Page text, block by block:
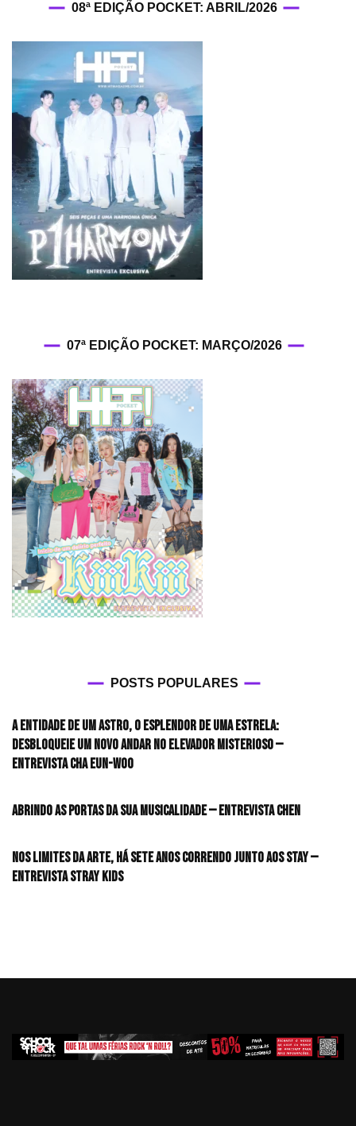
08ª EDIÇÃO POCKET: ABRIL/2026
07ª EDIÇÃO POCKET: MARÇO/2026
POSTS POPULARES
A entidade de um astro, o esplendor de uma estrela:
desbloqueie um novo andar no elevador misterioso —
Entrevista CHA EUN-WOO
Abrindo as portas da sua musicalidade — Entrevista CHEN
Nos limites da arte, há sete anos correndo junto aos STAY —
Entrevista Stray Kids